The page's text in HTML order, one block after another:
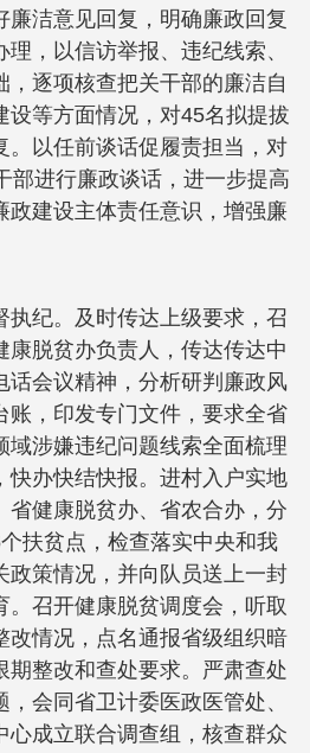
廉洁意见回复，明确廉政回复
，以信访举报、违纪线索、
，逐项核查把关干部的廉洁自
设等方面情况，对45名拟提拔
。以任前谈话促履责担当，对
部进行廉政谈话，进一步提高
政建设主体责任意识，增强廉
执纪。及时传达上级要求，召
康脱贫办负责人，传达传达中
话会议精神，分析研判廉政风
账，印发专门文件，要求全省
域涉嫌违纪问题线索全面梳理
快办快结快报。进村入户实地
省健康脱贫办、省农合办，分
扶贫点，检查落实中央和我
政策情况，并向队员送上一封
。召开健康脱贫调度会，听取
改情况，点名通报省级组织暗
期整改和查处要求。严肃查处
会同省卫计委医政医管处、
心成立联合调查组，核查群众